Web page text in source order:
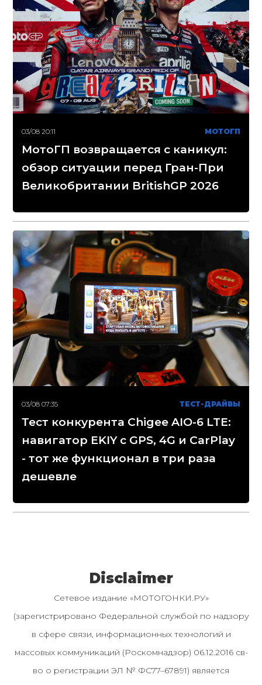
03/08 20:11 МОТОГП
МотоГП возвращается с каникул:
обзор ситуации перед Гран-При
Великобритании BritishGP 2026
03/08 07:35 ТЕСТ-ДРАЙВЫ
Тест конкурента Chigee AIO-6 LTE:
навигатор EKIY с GPS, 4G и CarPlay
- тот же функционал в три раза
дешевле
Disclaimer
Сетевое издание «МОТОГОНКИ.РУ»
(зарегистрировано Федеральной службой по надзору
в сфере связи, информационных технологий и
массовых коммуникаций (Роскомнадзор) 06.12.2016 св-
во о регистрации ЭЛ № ФС77–67891) является